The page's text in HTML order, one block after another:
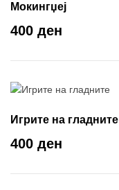
Мокингџеј
400 ден
Игрите на гладните
400 ден